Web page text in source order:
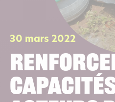
30 mars 2022